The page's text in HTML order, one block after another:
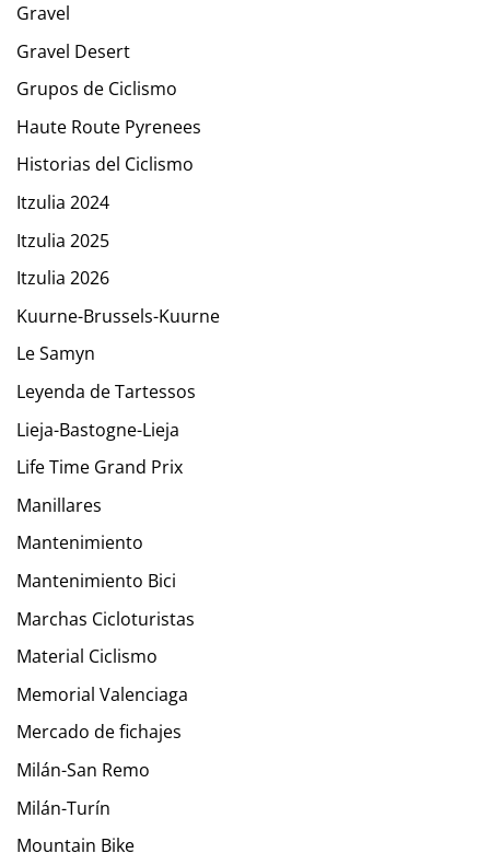
Gravel
Gravel Desert
Grupos de Ciclismo
Haute Route Pyrenees
Historias del Ciclismo
Itzulia 2024
Itzulia 2025
Itzulia 2026
Kuurne-Brussels-Kuurne
Le Samyn
Leyenda de Tartessos
Lieja-Bastogne-Lieja
Life Time Grand Prix
Manillares
Mantenimiento
Mantenimiento Bici
Marchas Cicloturistas
Material Ciclismo
Memorial Valenciaga
Mercado de fichajes
Milán-San Remo
Milán-Turín
Mountain Bike